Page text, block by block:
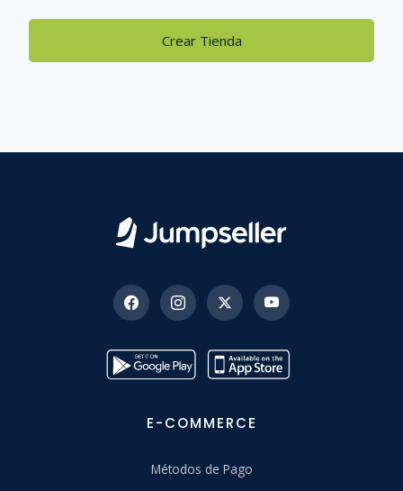
Crear Tienda
E-COMMERCE
Métodos de Pago